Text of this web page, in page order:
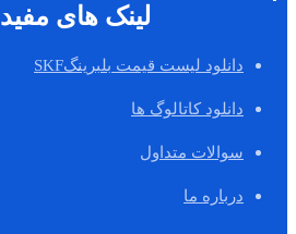
لینک های مفید
دانلود لیست قیمت بلبرینگSKF
دانلود کاتالوگ ها
سوالات متداول
درباره ما